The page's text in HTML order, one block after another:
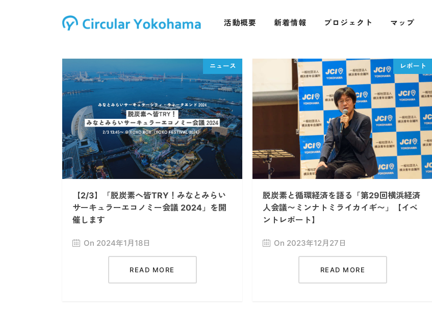
活動概要 新着情報 プロジェクト マップ
【2/3】「脱炭素へ皆TRY！みなとみらい
サーキュラーエコノミー会議 2024」を開
催します
On 2024年1月18日
READ MORE
脱炭素と循環経済を語る「第29回横浜経済
人会議〜ミンナトミライカイギ〜」【イベ
ントレポート】
On 2023年12月27日
READ MORE